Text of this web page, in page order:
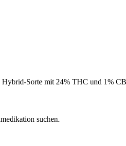
Sorte mit 24% THC und 1%
suchen.